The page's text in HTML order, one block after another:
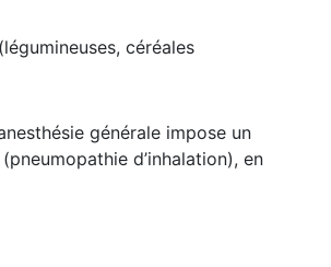
céréales
générale impose un
d’inhalation), en